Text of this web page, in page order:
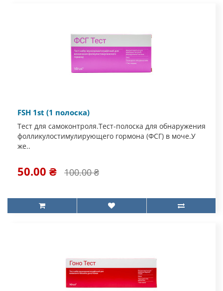
FSH 1st (1 полоска)
Тест для самоконтроля.Тест-полоска для обнаружения
фолликулостимулирующего гормона (ФСГ) в моче.У
же..
50.00 ₴ 100.00 ₴